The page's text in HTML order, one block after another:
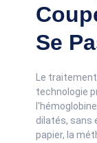
Se
Le
technologie
dilatés, sans
papier, la